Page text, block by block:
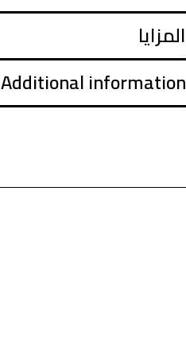
Additional information
المزايا